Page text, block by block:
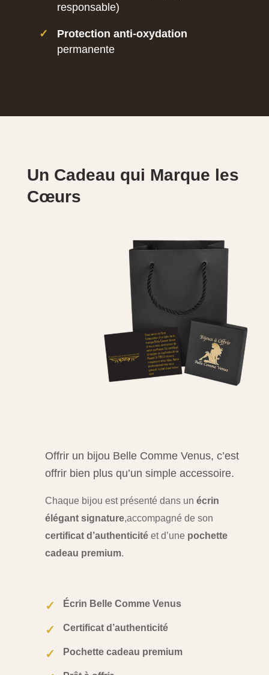
responsable)
✓
Protection anti-oxydation
permanente
Un Cadeau qui Marque les
Cœurs
Offrir un bijou Belle Comme Venus, c’est
offrir bien plus qu’un simple accessoire.
Chaque bijou est présenté dans un écrin
élégant signature,accompagné de son
certificat d’authenticitéet d’une pochette
cadeau premium.
✓ Écrin Belle Comme Venus
✓ Certificat d’authenticité
✓ Pochette cadeau premium